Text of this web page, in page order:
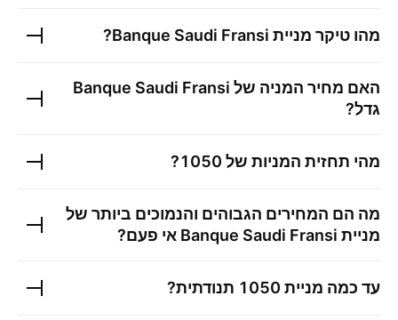
מהו טיקר מניית Banque Saudi Fransi
?
האם מחיר המניה של Banque Saudi Fransi
גדל?
מהי תחזית המניות של 1050
?
מה הם המחירים הגבוהים והנמוכים ביותר של
מניית Banque Saudi Fransi אי פעם?
עד כמה מניית 1050 תנודתית?